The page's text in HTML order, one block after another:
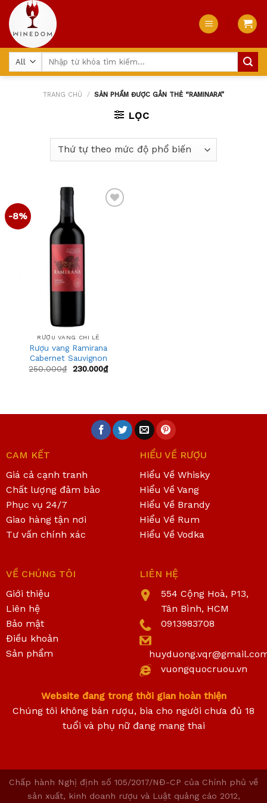
Skip
content
TRANG CHỦ / SẢN PHẨM ĐƯỢC GẮN THẺ “RAMINARA”
LỌC
-8%
RƯỢU VANG CHI LÊ
Rượu vang Ramirana
Cabernet Sauvignon
250.000₫ 230.000₫
CAM KẾT
Giá cả cạnh tranh
Chất lượng đảm bảo
Phục vụ 24/7
Giao hàng tận nơi
Tư vấn chính xác
HIỂU VỀ RƯỢU
Hiểu Về Whisky
Hiểu Về Vang
Hiểu Về Brandy
Hiểu Về Rum
Hiểu Về Vodka
VỀ CHÚNG TÔI
Giới thiệu
Liên hệ
Bảo mật
Điều khoản
Sản phẩm
LIÊN HỆ
554 Cộng Hoà, P13,
Tân Bình, HCM
0913983708
vuongquocruou.vn
Website đang trong thời gian hoàn thiện
Chúng tôi không bán rượu, bia cho người chưa đủ 18
tuổi và phụ nữ đang mang thai
Chấp hành Nghị định số 105/2017/NĐ-CP của Chính phủ về
sản xuất, kinh doanh rượu và Luật quảng cáo 2012,